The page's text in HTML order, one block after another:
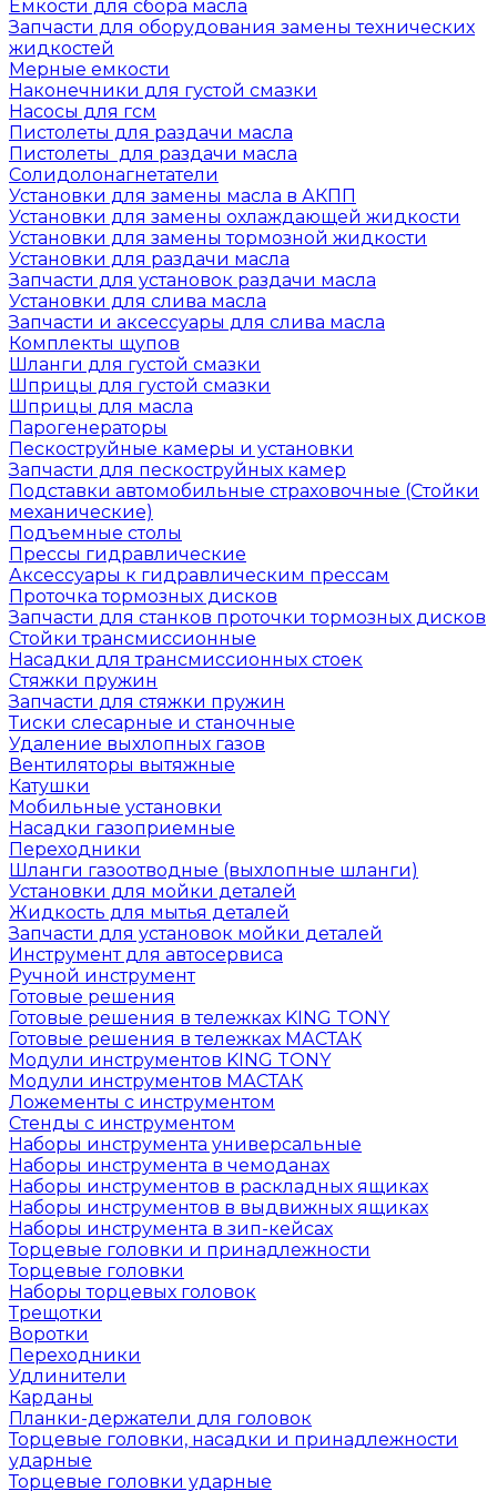
Емкости для сбора масла
Запчасти для оборудования замены технических
жидкостей
Мерные емкости
Наконечники для густой смазки
Насосы для гсм
Пистолеты для раздачи масла
Пистолеты для раздачи масла
Солидолонагнетатели
Установки для замены масла в АКПП
Установки для замены охлаждающей жидкости
Установки для замены тормозной жидкости
Установки для раздачи масла
Запчасти для установок раздачи масла
Установки для слива масла
Запчасти и аксессуары для слива масла
Комплекты щупов
Шланги для густой смазки
Шприцы для густой смазки
Шприцы для масла
Парогенераторы
Пескоструйные камеры и установки
Запчасти для пескоструйных камер
Подставки автомобильные страховочные (Стойки
механические)
Подъемные столы
Прессы гидравлические
Аксессуары к гидравлическим прессам
Проточка тормозных дисков
Запчасти для станков проточки тормозных дисков
Стойки трансмиссионные
Насадки для трансмиссионных стоек
Стяжки пружин
Запчасти для стяжки пружин
Тиски слесарные и станочные
Удаление выхлопных газов
Вентиляторы вытяжные
Катушки
Мобильные установки
Насадки газоприемные
Переходники
Шланги газоотводные (выхлопные шланги)
Установки для мойки деталей
Жидкость для мытья деталей
Запчасти для установок мойки деталей
Инструмент для автосервиса
Ручной инструмент
Готовые решения
Готовые решения в тележках KING TONY
Готовые решения в тележках МАСТАК
Модули инструментов KING TONY
Модули инструментов МАСТАК
Ложементы с инструментом
Стенды с инструментом
Наборы инструмента универсальные
Наборы инструмента в чемоданах
Наборы инструментов в раскладных ящиках
Наборы инструментов в выдвижных ящиках
Наборы инструмента в зип-кейсах
Торцевые головки и принадлежности
Торцевые головки
Наборы торцевых головок
Трещотки
Воротки
Переходники
Удлинители
Карданы
Планки-держатели для головок
Торцевые головки, насадки и принадлежности
ударные
Торцевые головки ударные